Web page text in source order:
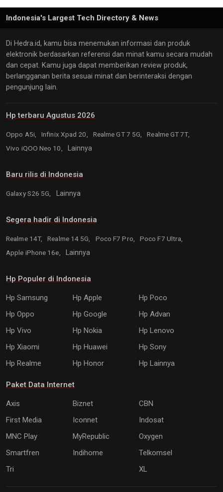
Indonesia's Largest Tech Directory & News
Di Hedra.id, kamu bisa menemukan informasi dan produk
elektronik berdasarkan referensi dan minat kamu secara mudah
dan cepat. Kamu juga dapat memberikan review produk,
berlangganan berita sesuai minat dan berinteraksi dengan
pengunjung lain.
Hp terbaru Agustus 2026
Oppo A5i, Infinix Xpad 20, Realme GT 7 5G,
Realme GT 7T,
Vivo iQOO Neo 10,
Lainnya
Baru rilis di Indonesia
Galaxy S26 5G, Lainnya
Segera hadir di Indonesia
Realme 14T, Realme 14 5G, Poco F7 Pro,
Poco F7 Ultra,
Apple iPhone 16e,
Lainnya
Hp Populer di Indonesia
Hp Samsung Hp Apple
Hp Poco
Hp Oppo
Hp Google
Hp Advan
Hp Vivo
Hp Nokia
Hp Lenovo
Hp Xiaomi
Hp Huawei
Hp Sony
Hp Realme
Hp Honor Hp Lainnya
Paket Data Internet
Axis Biznet
CBN
First Media
Iconnet
Indosat
MNC Play
MyRepublic
Oxygen
Smartfren
Indihome
Telkomsel
Tri
XL